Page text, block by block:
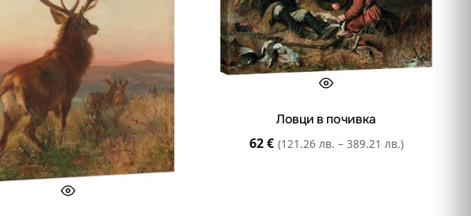
Ловци в почивка
62€ (121.26 лв. – 389.21 лв.)